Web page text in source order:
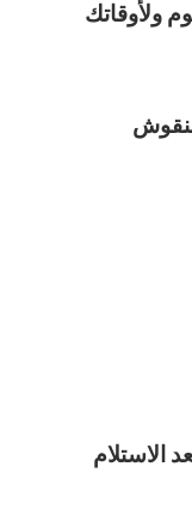
ولأوقاتك
منقوش
الاستلام